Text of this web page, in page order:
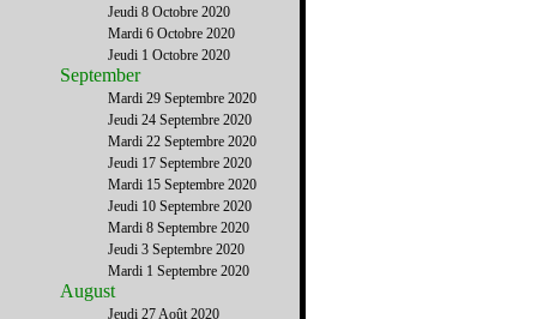
Jeudi 8 Octobre 2020
Mardi 6 Octobre 2020
Jeudi 1 Octobre 2020
September
Mardi 29 Septembre 2020
Jeudi 24 Septembre 2020
Mardi 22 Septembre 2020
Jeudi 17 Septembre 2020
Mardi 15 Septembre 2020
Jeudi 10 Septembre 2020
Mardi 8 Septembre 2020
Jeudi 3 Septembre 2020
Mardi 1 Septembre 2020
August
Jeudi 27 Août 2020